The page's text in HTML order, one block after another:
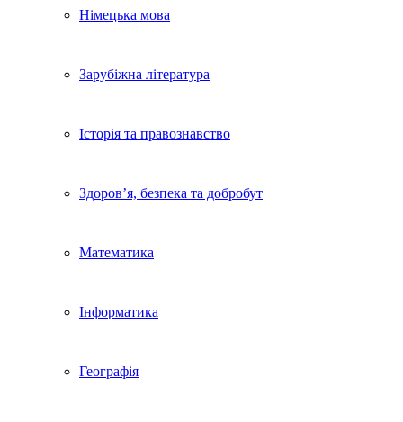
Німецька мова
Зарубіжна література
Історія та правознавство
Здоров’я, безпека та добробут
Математика
Інформатика
Географія